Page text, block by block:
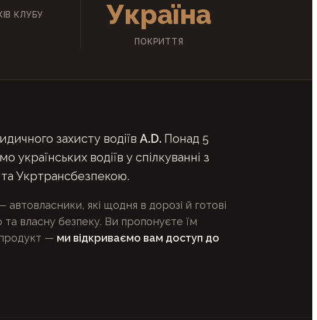
КЛУБУ
Україна
ПОКРИТТЯ
захисту водіївA.D. Понад 5
українських водіїв у спілкуванні з
Укртрансбезпекою.
автовласники, які щодня в дорозі й готові
та власну безпеку. Ви пропонуєте їм
— ми відкриваємо вам доступ до